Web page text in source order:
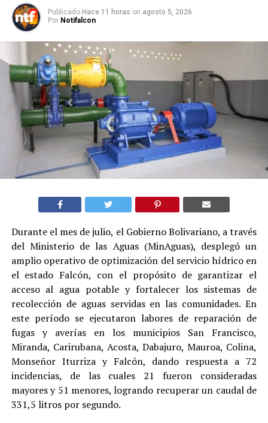
Publicado Hace 11 horas on agosto 5, 2026
Por Notifalcon
Durante el mes de julio, el Gobierno Bolivariano, a través
del Ministerio de las Aguas (MinAguas), desplegó un
amplio operativo de optimización del servicio hídrico en
el estado Falcón, con el propósito de garantizar el
acceso al agua potable y fortalecer los sistemas de
recolección de aguas servidas en las comunidades. En
este período se ejecutaron labores de reparación de
fugas y averías en los municipios San Francisco,
Miranda, Carirubana, Acosta, Dabajuro, Mauroa, Colina,
Monseñor Iturriza y Falcón, dando respuesta a 72
incidencias, de las cuales 21 fueron consideradas
mayores y 51 menores, logrando recuperar un caudal de
331,5 litros por segundo.